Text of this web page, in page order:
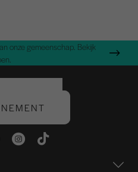
onze gemeenschap. Bekijk